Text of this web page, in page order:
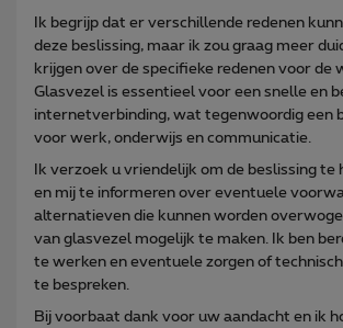
Ik begrijp dat er verschillende redenen
deze beslissing, maar ik zou graag meer
krijgen over de specifieke redenen voor de
Glasvezel is essentieel voor een snelle en
internetverbinding, wat tegenwoordig een
voor werk, onderwijs en communicatie.
Ik verzoek u vriendelijk om de beslissing
en mij te informeren over eventuele
alternatieven die kunnen worden
van glasvezel mogelijk te maken. Ik ben
te werken en eventuele zorgen of
te bespreken.
Bij voorbaat dank voor uw aandacht en ik